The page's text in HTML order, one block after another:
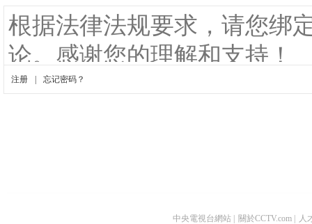
中央電視台網站 關於CCTV.com 人